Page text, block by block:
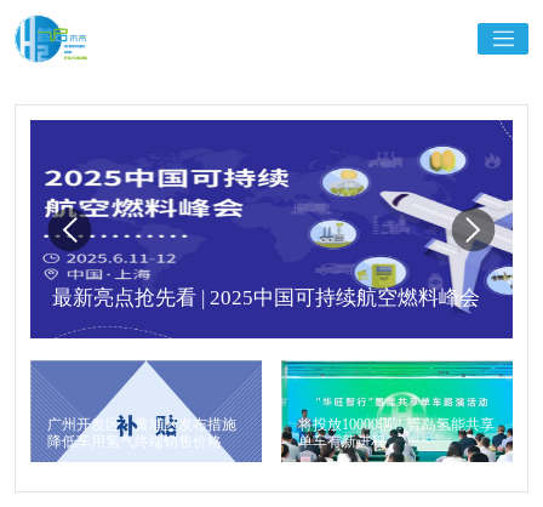
最新亮点抢先看 | 2025中国可持续航空燃料峰会
广州开发区、黄埔区发布措施
降低车用氢气终端销售价格
将投放10000辆！青岛氢能共享
单车有新进程